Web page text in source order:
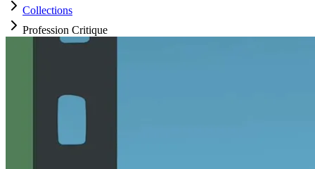
Collections
Profession Critique